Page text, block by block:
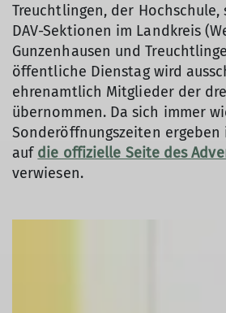
Treuchtlingen, der
DAV-Sektionen im Landkreis
Gunzenhausen und
öffentliche Dienstag wird
ehrenamtlich Mitglieder der
übernommen. Da sich immer
Sonderöffnungszeiten
auf die offizielle Seite des
verwiesen.